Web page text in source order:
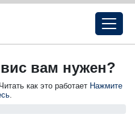
вам нужен?
как это работает Нажмите
.